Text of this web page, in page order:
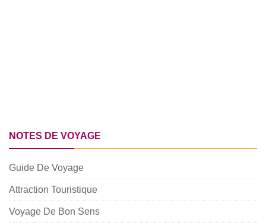
NOTES DE VOYAGE
Guide De Voyage
Attraction Touristique
Voyage De Bon Sens